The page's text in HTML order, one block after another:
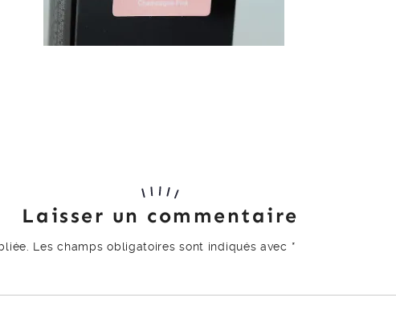
Laisser un commentaire
Les champs obligatoires sont indiqués avec *